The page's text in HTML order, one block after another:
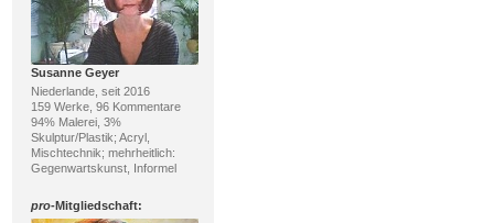
Susanne Geyer
Niederlande, seit 2016
159 Werke, 96 Kommentare
94% Malerei, 3%
Skulptur/Plastik; Acryl,
Mischtechnik; mehrheitlich:
Gegenwartskunst, Informel
pro-Mitgliedschaft: